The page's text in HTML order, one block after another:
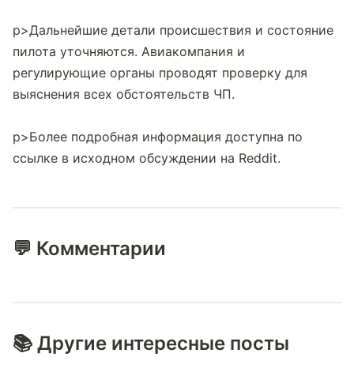
p>Дальнейшие детали происшествия и состояние
пилота уточняются. Авиакомпания и
регулирующие органы проводят проверку для
выяснения всех обстоятельств ЧП.
p>Более подробная информация доступна по
ссылке в исходном обсуждении на Reddit.
💬 Комментарии
📚 Другие интересные посты